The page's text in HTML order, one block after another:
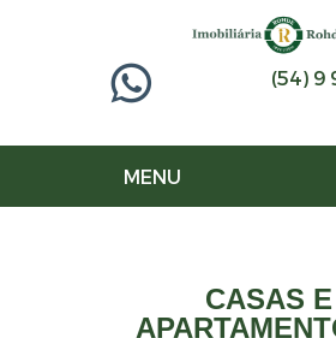
(54) 9
CASAS E